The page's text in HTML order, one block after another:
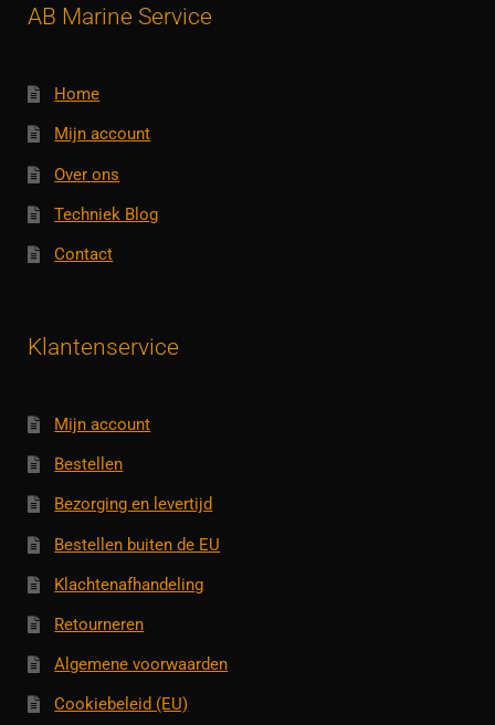
AB Marine Service
Home
Mijn account
Over ons
Techniek Blog
Contact
Klantenservice
Mijn account
Bestellen
Bezorging en levertijd
Bestellen buiten de EU
Klachtenafhandeling
Retourneren
Algemene voorwaarden
Cookiebeleid (EU)